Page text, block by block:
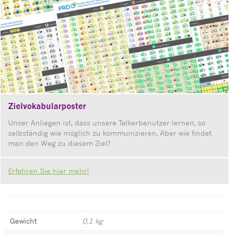
Zielvokabularposter
Unser Anliegen ist, dass unsere Talkerbenutzer lernen, so
selbständig wie möglich zu kommunizieren. Aber wie findet
man den Weg zu diesem Ziel?
Erfahren Sie hier mehr!
Gewicht 0,1 kg